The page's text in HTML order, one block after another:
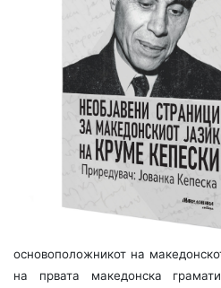
основоположникот на
на првата македонска